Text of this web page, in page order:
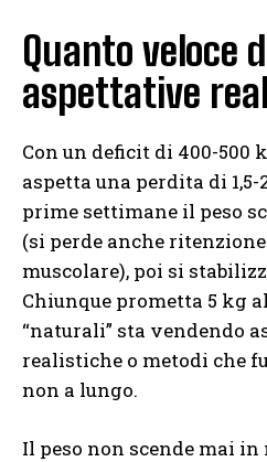
Quanto veloce
aspettative
Con un deficit di 400-500
aspetta una perdita di
prime settimane il peso
(si perde anche
muscolare), poi si
Chiunque prometta 5 kg
“naturali” sta vendendo
realistiche o metodi che
non a lungo.
Il peso non scende mai